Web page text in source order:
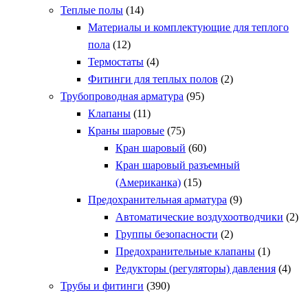
Теплые полы (14)
Материалы и комплектующие для теплого
пола (12)
Термостаты (4)
Фитинги для теплых полов (2)
Трубопроводная арматура (95)
Клапаны (11)
Краны шаровые (75)
Кран шаровый (60)
Кран шаровый разъемный
(Американка) (15)
Предохранительная арматура (9)
Автоматические воздухоотводчики (2)
Группы безопасности (2)
Предохранительные клапаны (1)
Редукторы (регуляторы) давления (4)
Трубы и фитинги (390)